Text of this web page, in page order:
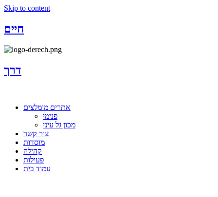
Skip to content
חיים
דרך
אתרים מומלצים
פנימי
מכון גל עיני
צור קשר
מוסדות
קהילה
פעילות
עמוד בית